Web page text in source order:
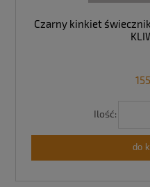
Czarny kinkiet
Ilość:
do